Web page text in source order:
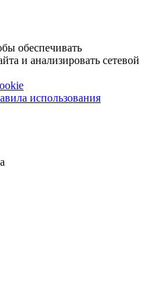
обеспечивать
и анализировать сетевой
использования